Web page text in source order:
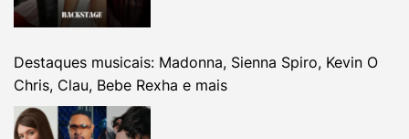
Destaques musicais: Madonna, Sienna Spiro, Kevin O
Chris, Clau, Bebe Rexha e mais